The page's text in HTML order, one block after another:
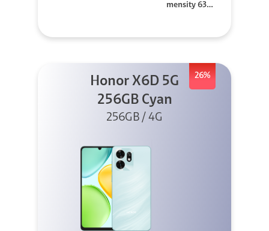
mensity 630
26%
Honor X6D 5G
256GB Cyan
256GB / 4G